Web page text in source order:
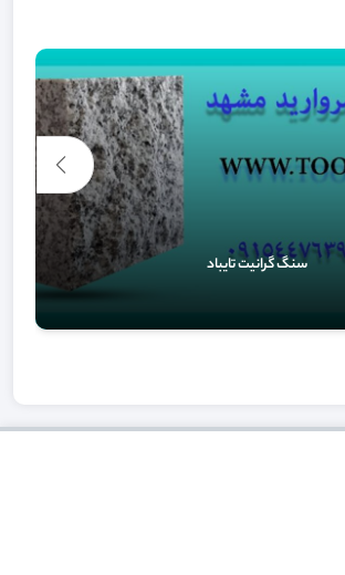
سنگ گرانیت تایباد